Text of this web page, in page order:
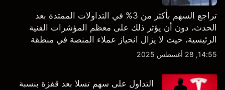
تراجع السهم بأكثر من 3% في التداولات الممتدة بعد
الحدث، دون أن يؤثر ذلك على معظم المؤشرات الفنية
الرئيسية، حيث لا يزال انحياز عملاء المنصة في منطقة
الشراء المفرط.
14:55, 28 أغسطس 2025
التداول على سهم تسلا بعد قفزة بنسبة